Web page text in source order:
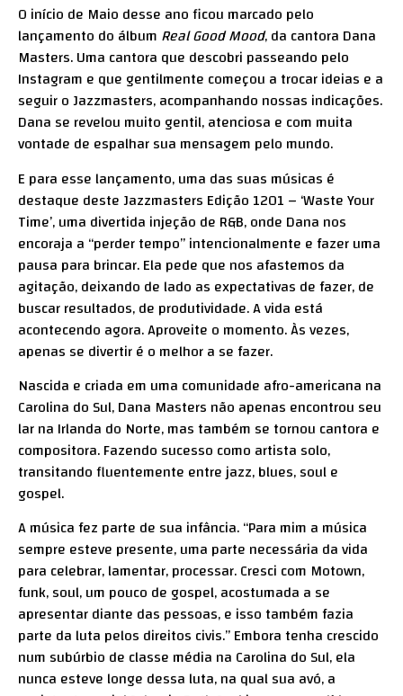
O início de Maio desse ano ficou marcado pelo
lançamento do álbum Real Good Mood, da cantora Dana
Masters. Uma cantora que descobri passeando pelo
Instagram e que gentilmente começou a trocar ideias e a
seguir o Jazzmasters, acompanhando nossas indicações.
Dana se revelou muito gentil, atenciosa e com muita
vontade de espalhar sua mensagem pelo mundo.
E para esse lançamento, uma das suas músicas é
destaque deste Jazzmasters Edição 1201 – ‘Waste Your
Time’, uma divertida injeção de R&B, onde Dana nos
encoraja a “perder tempo” intencionalmente e fazer uma
pausa para brincar. Ela pede que nos afastemos da
agitação, deixando de lado as expectativas de fazer, de
buscar resultados, de produtividade. A vida está
acontecendo agora. Aproveite o momento. Às vezes,
apenas se divertir é o melhor a se fazer.
Nascida e criada em uma comunidade afro-americana na
Carolina do Sul, Dana Masters não apenas encontrou seu
lar na Irlanda do Norte, mas também se tornou cantora e
compositora. Fazendo sucesso como artista solo,
transitando fluentemente entre jazz, blues, soul e
gospel.
A música fez parte de sua infância. “Para mim a música
sempre esteve presente, uma parte necessária da vida
para celebrar, lamentar, processar. Cresci com Motown,
funk, soul, um pouco de gospel, acostumada a se
apresentar diante das pessoas, e isso também fazia
parte da luta pelos direitos civis.” Embora tenha crescido
num subúrbio de classe média na Carolina do Sul, ela
nunca esteve longe dessa luta, na qual sua avó, a